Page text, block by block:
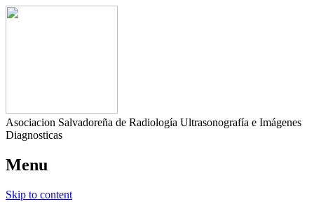
Asociacion Salvadoreña de Radiología Ultrasonografía e Imágenes
Diagnosticas
Menu
Skip to content